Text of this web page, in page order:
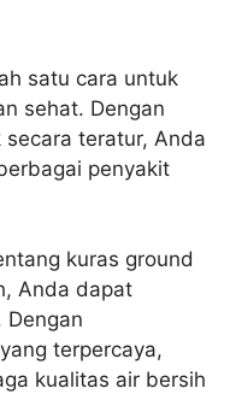
satu cara untuk
sehat. Dengan
teratur, Anda
penyakit
kuras ground
Anda dapat
Dengan
terpercaya,
kualitas air bersih